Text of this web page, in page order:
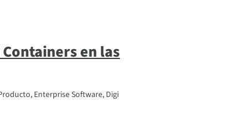
en las
Enterprise Software, Digi